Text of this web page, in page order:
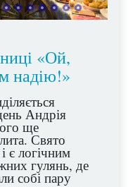
«Ой,
надію!»
Андрія
ще
Свято
є логічним
гулянь, де
собі пару